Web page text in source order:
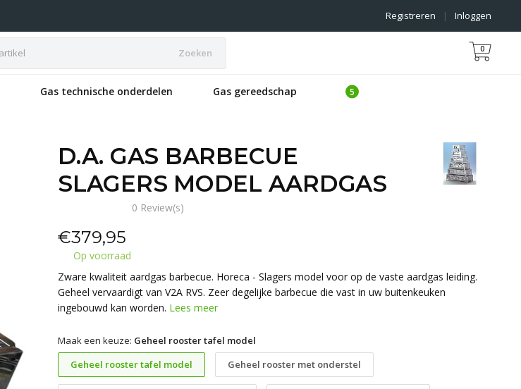
Inloggen
|
Registreren
Zoeken 0
Gas technische onderdelen Gas gereedschap
D.A. GAS BARBECUE
SLAGERS MODEL AARDGAS
0 Review(s)
€379,95
Op voorraad
Zware kwaliteit aardgas barbecue. Horeca - Slagers model voor op de vaste aardgas leiding.
Geheel vervaardigt van V2A RVS. Zeer degelijke barbecue die vast in uw buitenkeuken
ingebouwd kan worden. Lees meer
Maak een keuze: Geheel rooster tafel model
Geheel rooster tafel model
Geheel rooster met onderstel